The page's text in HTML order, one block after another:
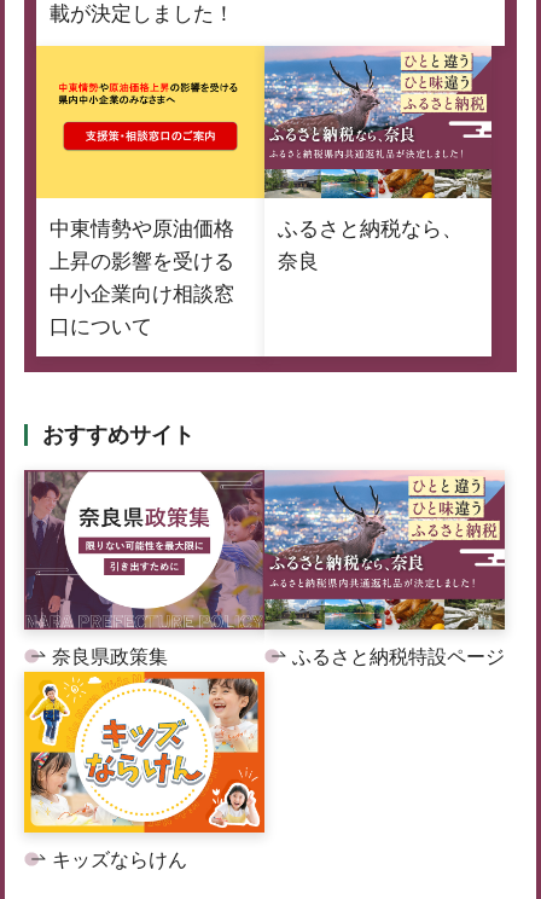
載が決定しました！
中東情勢や原油価格
上昇の影響を受ける
中小企業向け相談窓
口について
ふるさと納税なら、
奈良
おすすめサイト
奈良県政策集 ふるさと納税特設ページ
キッズならけん